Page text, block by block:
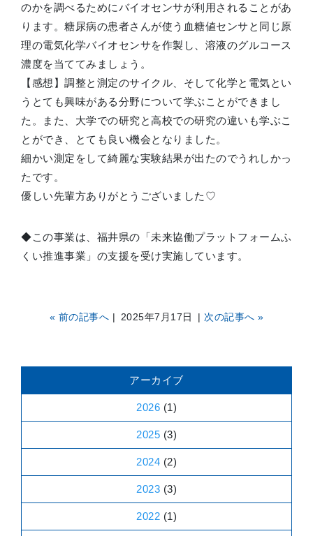
アーカイブ
2026 (1)
2025 (3)
2024 (2)
2023 (3)
2022 (1)
のかを調べるためにバイオセンサが利用されることがあ
ります。糖尿病の患者さんが使う血糖値センサと同じ原
理の電気化学バイオセンサを作製し、溶液のグルコース
濃度を当ててみましょう。
【感想】調整と測定のサイクル、そして化学と電気とい
うとても興味がある分野について学ぶことができまし
た。また、大学での研究と高校での研究の違いも学ぶこ
とができ、とても良い機会となりました。
細かい測定をして綺麗な実験結果が出たのでうれしかっ
たです。
優しい先輩方ありがとうございました♡
◆この事業は、福井県の「未来協働プラットフォームふ
くい推進事業」の支援を受け実施しています。
« 前の記事へ | 2025年7月17日 | 次の記事へ »